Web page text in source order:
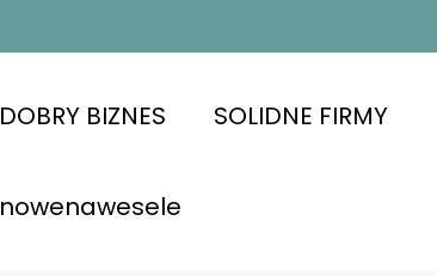
DOBRY BIZNES SOLIDNE FIRMY
nowenawesele